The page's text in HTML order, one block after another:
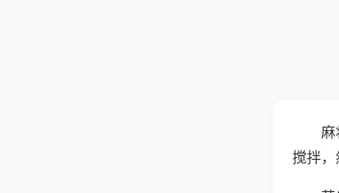
麻
搅拌，